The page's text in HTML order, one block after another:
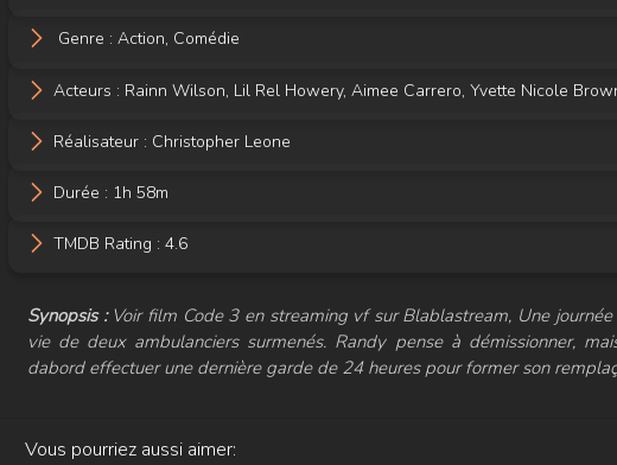
Genre : Action, Comédie
Acteurs : Rainn Wilson, Lil Rel Howery, Aimee Carrero, Yvette Nicole
Réalisateur : Christopher Leone
Durée : 1h 58m
TMDB Rating : 4.6
Synopsis :Voir film Code 3 en streaming vf sur Blablastream, Une
vie de deux ambulanciers surmenés. Randy pense à démissionner,
dabord effectuer une dernière garde de 24 heures pour former son
Vous pourriez aussi aimer: